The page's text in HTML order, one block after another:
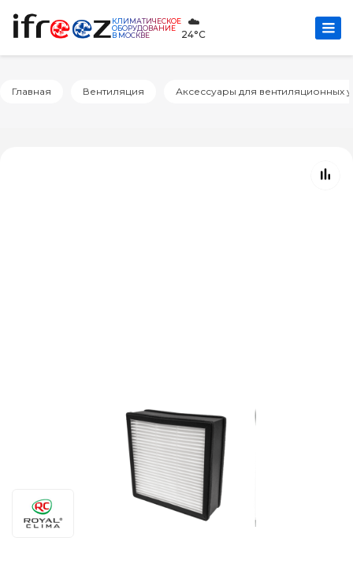
КЛИМАТИЧЕСКОЕ
ОБОРУДОВАНИЕ
В МОСКВЕ
☁️
24°C
Главная Вентиляция Аксессуары для вентиляционных